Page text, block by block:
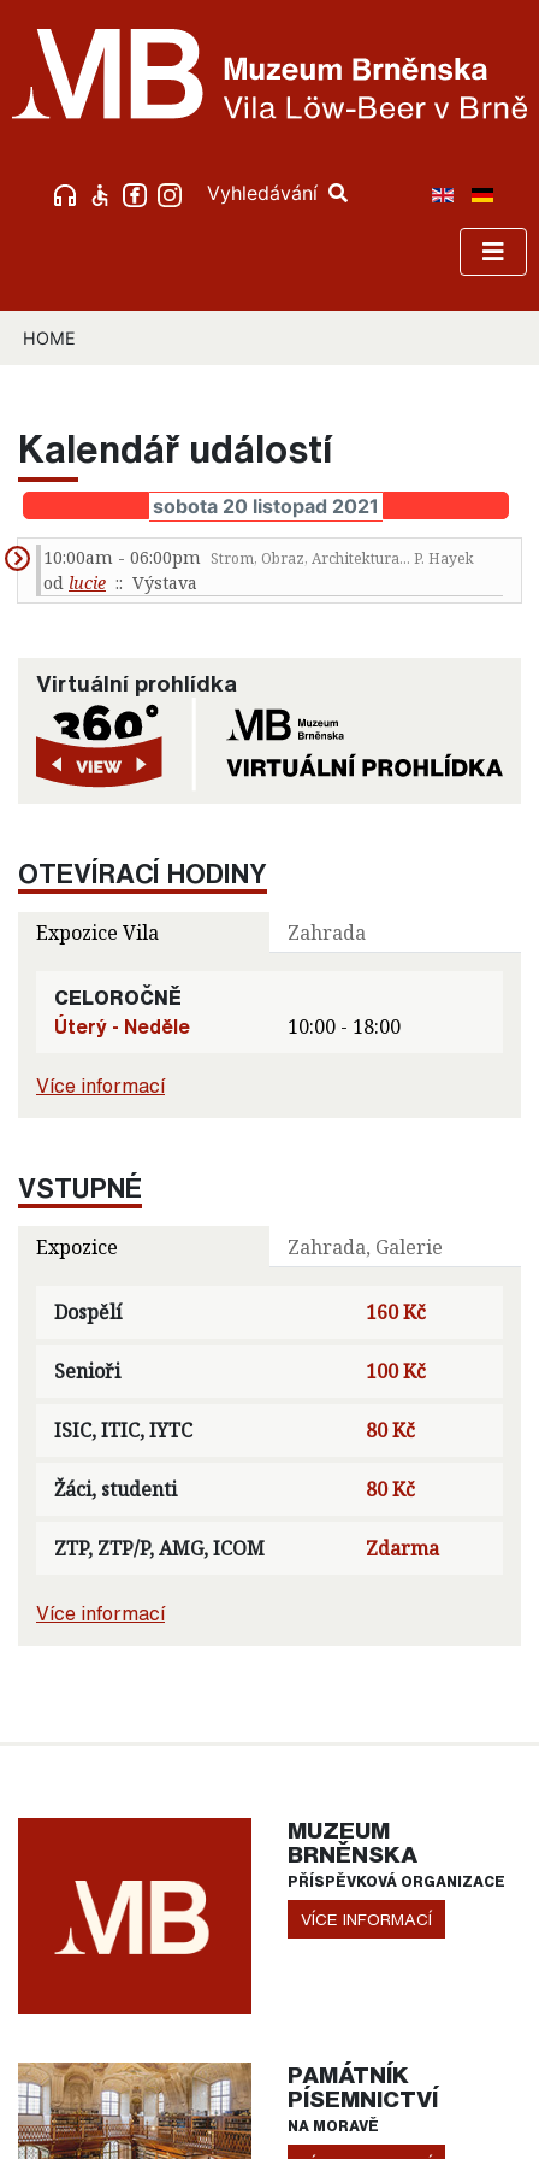
Vyhledávání
HOME
Kalendář událostí
sobota 20 listopad 2021
10:00am - 06:00pm Strom, Obraz, Architektura... P. Hayek
od lucie :: Výstava
Virtuální prohlídka
OTEVÍRACÍ HODINY
Expozice Vila Zahrada
CELOROČNĚ
Úterý - Neděle
10:00 - 18:00
Více informací
VSTUPNÉ
Expozice Zahrada, Galerie
Dospělí 160 Kč
Senioři 100 Kč
ISIC, ITIC, IYTC 80 Kč
Žáci, studenti 80 Kč
ZTP, ZTP/P, AMG, ICOM Zdarma
Více informací
MUZEUM
BRNĚNSKA
PŘÍSPĚVKOVÁ ORGANIZACE
VÍCE INFORMACÍ
PAMÁTNÍK
PÍSEMNICTVÍ
NA MORAVĚ